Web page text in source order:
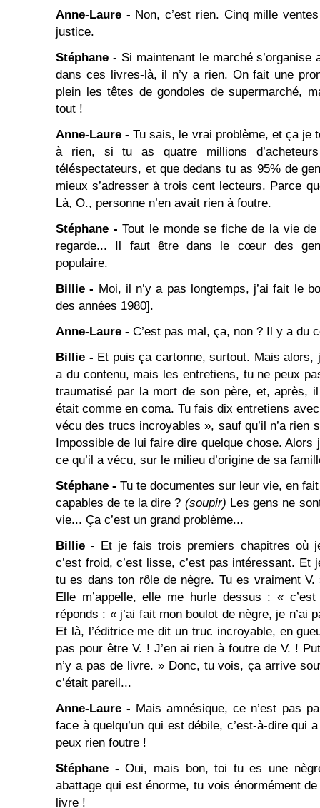
Anne-Laure - Non, c’est rien. Cinq mille
justice.
Stéphane - Si maintenant le marché s’organise
dans ces livres-là, il n’y a rien. On fait une
plein les têtes de gondoles de supermarché,
tout !
Anne-Laure - Tu sais, le vrai problème, et ça je
à rien, si tu as quatre millions
téléspectateurs, et que dedans tu as 95% de
mieux s’adresser à trois cent lecteurs. Parce
Là, O., personne n’en avait rien à foutre.
Stéphane - Tout le monde se fiche de la vie
regarde... Il faut être dans le cœur des
populaire.
Billie - Moi, il n’y a pas longtemps, j’ai fait le
des années 1980].
Anne-Laure - C’est pas mal, ça, non ? Il y a du
Billie - Et puis ça cartonne, surtout. Mais alors,
a du contenu, mais les entretiens, tu ne peux
traumatisé par la mort de son père, et, après,
était comme en coma. Tu fais dix entretiens
vécu des trucs incroyables », sauf qu’il n’a rien
Impossible de lui faire dire quelque chose. Alors
ce qu’il a vécu, sur le milieu d’origine de sa
Stéphane - Tu te documentes sur leur vie, en
capables de te la dire ? (soupir) Les gens ne
vie... Ça c’est un grand problème...
Billie - Et je fais trois premiers chapitres où
c’est froid, c’est lisse, c’est pas intéressant.
tu es dans ton rôle de nègre. Tu es vraiment V.
Elle m’appelle, elle me hurle dessus : «
réponds : « j’ai fait mon boulot de nègre, je n’ai
Et là, l’éditrice me dit un truc incroyable, en
pas pour être V. ! J’en ai rien à foutre de V. !
n’y a pas de livre. » Donc, tu vois, ça arrive
c’était pareil...
Anne-Laure - Mais amnésique, ce n’est pas
face à quelqu’un qui est débile, c’est-à-dire qui
peux rien foutre !
Stéphane - Oui, mais bon, toi tu es une
abattage qui est énorme, tu vois énormément
livre !